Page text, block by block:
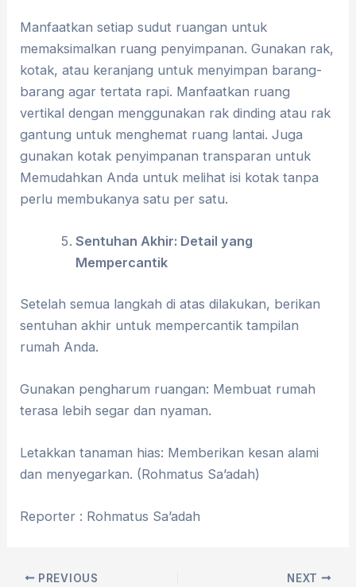
Manfaatkan setiap sudut ruangan untuk
memaksimalkan ruang penyimpanan. Gunakan rak,
kotak, atau keranjang untuk menyimpan barang-
barang agar tertata rapi. Manfaatkan ruang
vertikal dengan menggunakan rak dinding atau rak
gantung untuk menghemat ruang lantai. Juga
gunakan kotak penyimpanan transparan untuk
Memudahkan Anda untuk melihat isi kotak tanpa
perlu membukanya satu per satu.
Sentuhan Akhir: Detail yang
Mempercantik
Setelah semua langkah di atas dilakukan, berikan
sentuhan akhir untuk mempercantik tampilan
rumah Anda.
Gunakan pengharum ruangan: Membuat rumah
terasa lebih segar dan nyaman.
Letakkan tanaman hias: Memberikan kesan alami
dan menyegarkan. (Rohmatus Sa’adah)
Reporter : Rohmatus Sa’adah
PREVIOUS NEXT